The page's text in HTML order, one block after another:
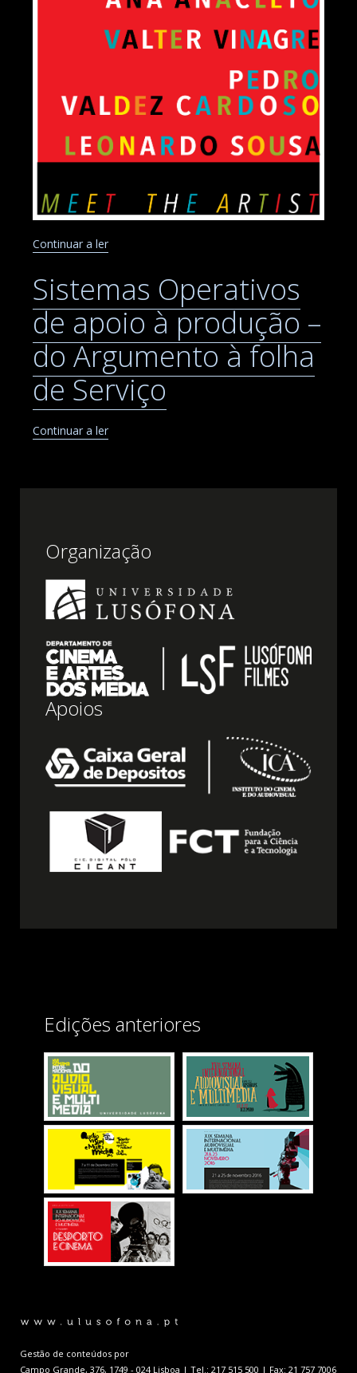
Continuar a ler
Sistemas Operativos
de apoio à produção –
do Argumento à folha
de Serviço
Continuar a ler
Organização
Apoios
Edições anteriores
Gestão de conteúdos por
Campo Grande, 376, 1749 - 024 Lisboa | Tel.: 217 515 500 | Fax: 21 757 7006